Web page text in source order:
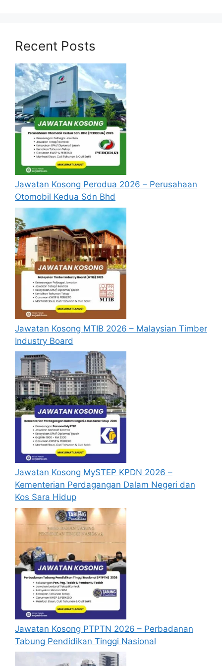
Pegawai
Latihan
Vokasional
Gred DV5
(Mikroelektro
nik)
Sijil/ Diploma
Pegawai
Siasatan
Gred P9
Ijazah
Sarjana
Muda
Jawatan Popular : Jawatan Kosong ECRL
Keretapi Pantai Timur dibuka
Syarat Lantikan
Calon hendaklah warganegara Malaysia
berusia tidak kurang daripada 18 tahun
pada tarikh tutup permohonan jawatan.
Berkelayakan dan melepasi syarat-syarat
pelantikan yang telah ditetapkan bagi
setiap Jawatan Kosong SPA 2025 yang
hendak dipohon, Sila baca pada lampiran
yang kami telah sediakan seperti berikut.
Cara Mohon Jawatan Kosong
SPA
Permohonan Jawatan Kosong SPA 2025
hendaklah melalui laman web rasmi
Suruhajaya Perkhidmatan Awam di
https://www.spa.gov.my/
Mohon Jawatanyang yang telah
disediakan dibawah. Untuk memohon
kali pertama, anda perlu mendaftar
akaun baru terlebih dahulu.
Calon dikehendaki memuat naik resume
yang lengkap (kelayakan akademik,
pengalaman kerja, gaji semasa dan gaji
yang dipohon, gambar berukuran
passport serta salinan sijil-sijil berkaitan)
semasa membuat permohonan.
Pemohon yang telah mendaftar dan
memohon jawatan yang disenaraikan
tidak perlu lagi memohon semula
sekiranya tempoh permohonan masih
sah.
Sebelum membuat permohonan sila
Recent Posts
Jawatan Kosong Perodua 2026 – Perusahaan
Otomobil Kedua Sdn Bhd
Jawatan Kosong MTIB 2026 – Malaysian Timber
Industry Board
Jawatan Kosong MySTEP KPDN 2026 –
Kementerian Perdagangan Dalam Negeri dan
Kos Sara Hidup
Jawatan Kosong PTPTN 2026 – Perbadanan
Tabung Pendidikan Tinggi Nasional